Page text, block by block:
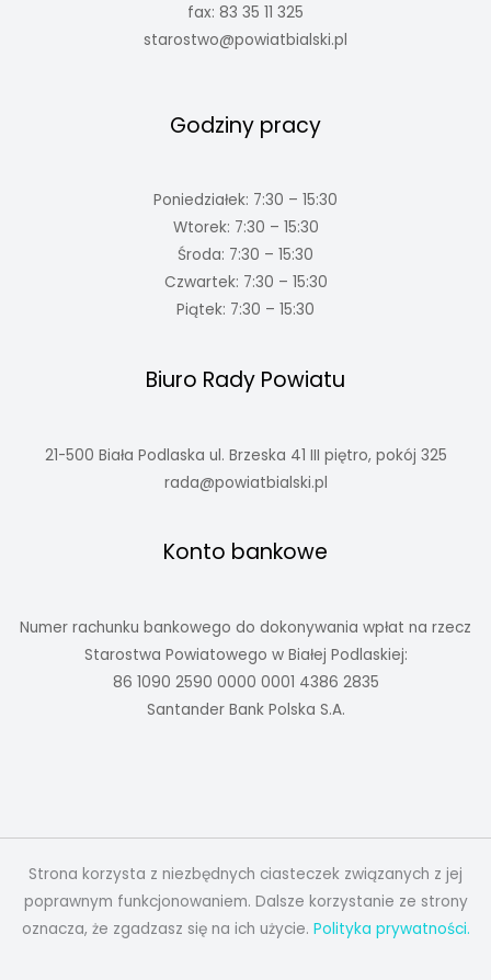
fax: 83 35 11 325
starostwo@powiatbialski.pl
Godziny pracy
Poniedziałek: 7:30 – 15:30
Wtorek: 7:30 – 15:30
Środa: 7:30 – 15:30
Czwartek: 7:30 – 15:30
Piątek: 7:30 – 15:30
Biuro Rady Powiatu
21-500 Biała Podlaska ul. Brzeska 41 III piętro, pokój 325
rada@powiatbialski.pl
Konto bankowe
Numer rachunku bankowego do dokonywania wpłat na rzecz
Starostwa Powiatowego w Białej Podlaskiej:
86 1090 2590 0000 0001 4386 2835
Santander Bank Polska S.A.
Strona korzysta z niezbędnych ciasteczek związanych z jej
poprawnym funkcjonowaniem. Dalsze korzystanie ze strony
oznacza, że zgadzasz się na ich użycie. Polityka prywatności.